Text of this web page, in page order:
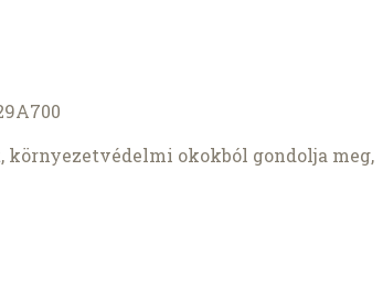
okokból gondolja meg,